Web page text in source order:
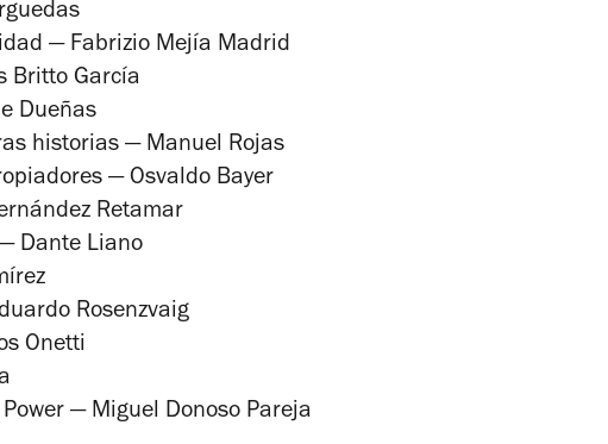
— Fabrizio Mejía Madrid
Britto García
Dueñas
historias — Manuel Rojas
— Osvaldo Bayer
Retamar
— Dante Liano
Rosenzvaig
Onetti
— Miguel Donoso Pareja